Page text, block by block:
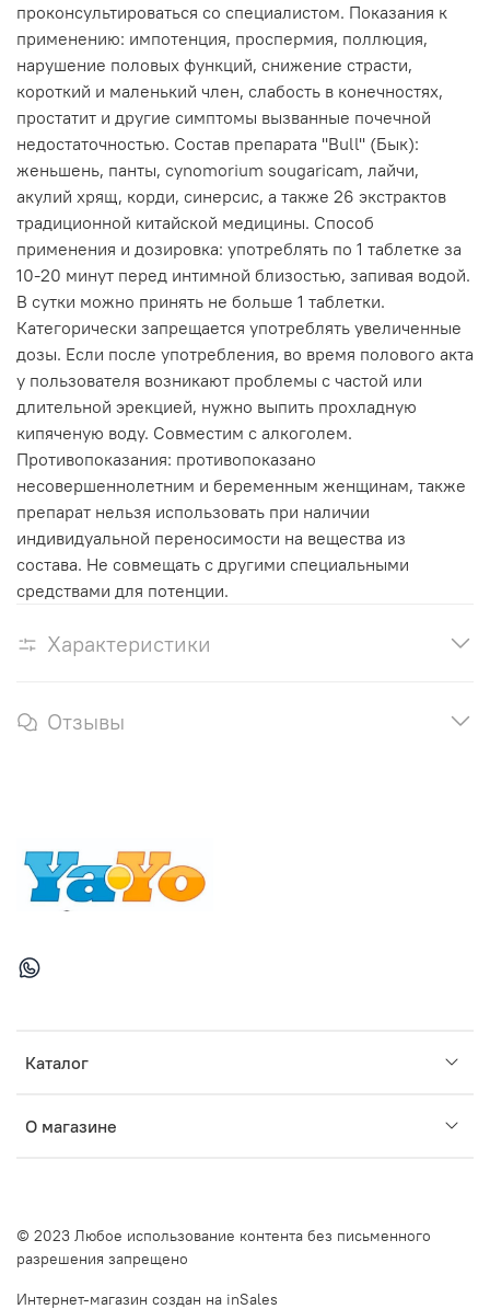
проконсультироваться со специалистом. Показания к
применению: импотенция, проспермия, поллюция,
нарушение половых функций, снижение страсти,
короткий и маленький член, слабость в конечностях,
простатит и другие симптомы вызванные почечной
недостаточностью. Состав препарата ''Bull'' (Бык):
женьшень, панты, cynomorium sougaricam, лайчи,
акулий хрящ, корди, синерсис, а также 26 экстрактов
традиционной китайской медицины. Способ
применения и дозировка: употреблять по 1 таблетке за
10-20 минут перед интимной близостью, запивая водой.
В сутки можно принять не больше 1 таблетки.
Категорически запрещается употреблять увеличенные
дозы. Если после употребления, во время полового акта
у пользователя возникают проблемы с частой или
длительной эрекцией, нужно выпить прохладную
кипяченую воду. Совместим с алкоголем.
Противопоказания: противопоказано
несовершеннолетним и беременным женщинам, также
препарат нельзя использовать при наличии
индивидуальной переносимости на вещества из
состава. Не совмещать с другими специальными
средствами для потенции.
Характеристики
Отзывы
Каталог
О магазине
© 2023 Любое использование контента без письменного
разрешения запрещено
Интернет-магазин создан на inSales